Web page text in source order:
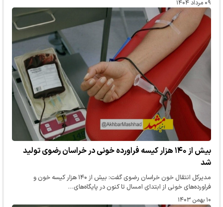
۰۹ مرداد ۱۴۰۴
بیش از ۱۴۰ هزار کیسه فراورده‌ خونی در خراسان رضوی تولید
شد
مدیرکل انتقال خون خراسان رضوی گفت: بیش از ۱۴۰ هزار کیسه خون و
فراورده‌های خونی از ابتدای امسال تا کنون در پایگاه‌های…
۱۰ بهمن ۱۴۰۳